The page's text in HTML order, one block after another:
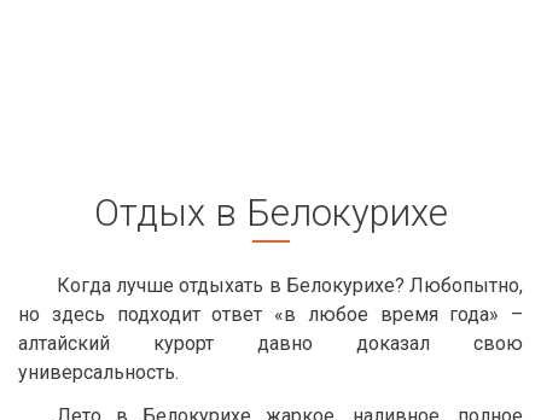
Отдых в Белокурихе
Когда лучше отдыхать в Белокурихе? Любопытно,
но здесь подходит ответ «в любое время года» –
алтайский курорт давно доказал свою
универсальность.